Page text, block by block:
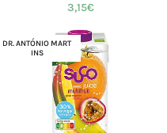
3,15€
DR. ANTÓNIO MART
INS